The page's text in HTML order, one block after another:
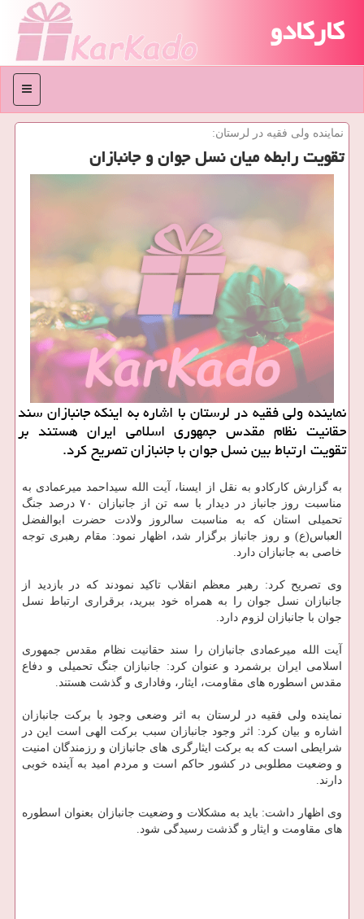
کارکادو
منو
نماینده ولی فقیه در لرستان:
تقویت رابطه میان نسل جوان و جانبازان
نماینده ولی فقیه در لرستان با اشاره به اینكه جانبازان سند
حقانیت نظام مقدس جمهوری اسلامی ایران هستند بر
تقویت ارتباط بین نسل جوان با جانبازان تصریح كرد.
به گزارش كاركادو به نقل از ایسنا، آیت الله سیداحمد میرعمادی به
مناسبت روز جانباز در دیدار با سه تن از جانبازان ۷۰ درصد جنگ
تحمیلی استان كه به مناسبت سالروز ولادت حضرت ابوالفضل
العباس(ع) و روز جانباز برگزار شد، اظهار نمود: مقام رهبری توجه
خاصی به جانبازان دارد.
وی تصریح كرد: رهبر معظم انقلاب تاكید نمودند كه در بازدید از
جانبازان نسل جوان را به همراه خود ببرید، برقراری ارتباط نسل
جوان با جانبازان لزوم دارد.
آیت الله میرعمادی جانبازان را سند حقانیت نظام مقدس جمهوری
اسلامی ایران برشمرد و عنوان كرد: جانبازان جنگ تحمیلی و دفاع
مقدس اسطوره های مقاومت، ایثار، وفاداری و گذشت هستند.
نماینده ولی فقیه در لرستان به اثر وضعی وجود با بركت جانبازان
اشاره و بیان كرد: اثر وجود جانبازان سبب بركت الهی است این در
شرایطی است كه به بركت ایثارگری های جانبازان و رزمندگان امنیت
و وضعیت مطلوبی در كشور حاكم است و مردم امید به آینده خوبی
دارند.
وی اظهار داشت: باید به مشكلات و وضعیت جانبازان بعنوان اسطوره
های مقاومت و ایثار و گذشت رسیدگی شود.